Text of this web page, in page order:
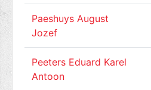
Paeshuys August
Jozef
Peeters Eduard Karel
Antoon